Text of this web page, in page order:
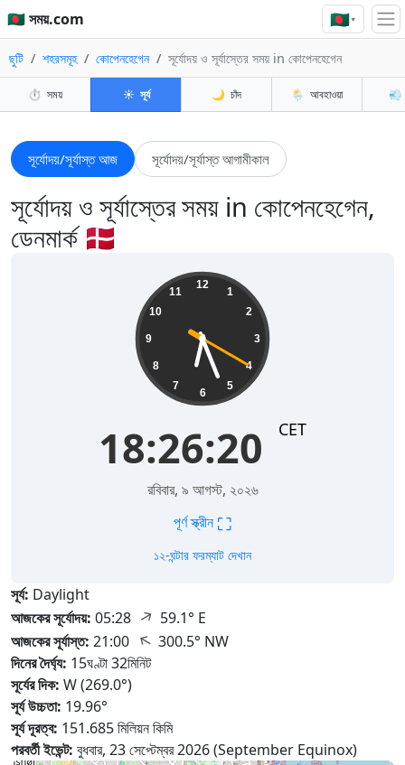
🇧🇩 সময়.com 🇧🇩▾
ছুটি শহরসমূহ কোপেনহেগেন সূর্যোদয় ও সূর্যাস্তের সময় in কোপেনহেগেন
⏱️ সময় ☀️ সূর্য 🌙 চাঁদ 🌦️ আবহাওয়া 💨
সূর্যোদয়/সূর্যাস্ত আজ সূর্যোদয়/সূর্যাস্ত আগামীকাল
সূর্যোদয় ও সূর্যাস্তের সময় in কোপেনহেগেন,
ডেনমার্ক 🇩🇰
12
1
2
3
4
5
6
7
8
9
10
11
18:26:21 CET
রবিবার, ৯ আগস্ট, ২০২৬
পূর্ণ স্ক্রীন⛶
১২-ঘন্টার ফরম্যাট দেখান
সূর্য: Daylight
আজকের সূর্যোদয়: 05:28 ↑ 59.1° E
আজকের সূর্যাস্ত: 21:00 ↑300.5° NW
দিনের দৈর্ঘ্য: 15ঘণ্টা 32মিনিট
সূর্যের দিক: W (269.0°)
সূর্য উচ্চতা: 19.96°
সূর্য দূরত্ব: 151.685 মিলিয়ন কিমি
পরবর্তী ইভেন্ট: বুধবার, 23 সেপ্টেম্বর 2026 (September Equinox)